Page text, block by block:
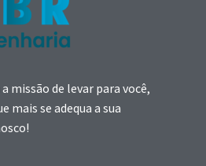
missão de levar para você,
mais se adequa a sua